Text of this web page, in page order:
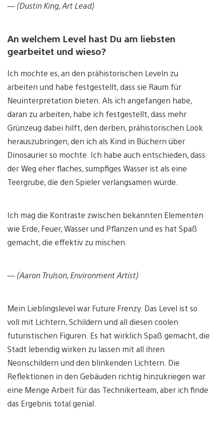
— (Dustin King, Art Lead)
An welchem Level hast Du am liebsten
gearbeitet und wieso?
Ich mochte es, an den prähistorischen Leveln zu
arbeiten und habe festgestellt, dass sie Raum für
Neuinterpretation bieten. Als ich angefangen habe,
daran zu arbeiten, habe ich festgestellt, dass mehr
Grünzeug dabei hilft, den derben, prähistorischen Look
herauszubringen, den ich als Kind in Büchern über
Dinosaurier so mochte. Ich habe auch entschieden, dass
der Weg eher flaches, sumpfiges Wasser ist als eine
Teergrube, die den Spieler verlangsamen würde.
Ich mag die Kontraste zwischen bekannten Elementen
wie Erde, Feuer, Wasser und Pflanzen und es hat Spaß
gemacht, die effektiv zu mischen.
— (Aaron Trulson, Environment Artist)
Mein Lieblingslevel war Future Frenzy. Das Level ist so
voll mit Lichtern, Schildern und all diesen coolen
futuristischen Figuren. Es hat wirklich Spaß gemacht, die
Stadt lebendig wirken zu lassen mit all ihren
Neonschildern und den blinkenden Lichtern. Die
Reflektionen in den Gebäuden richtig hinzukriegen war
eine Menge Arbeit für das Technikerteam, aber ich finde
das Ergebnis total genial.